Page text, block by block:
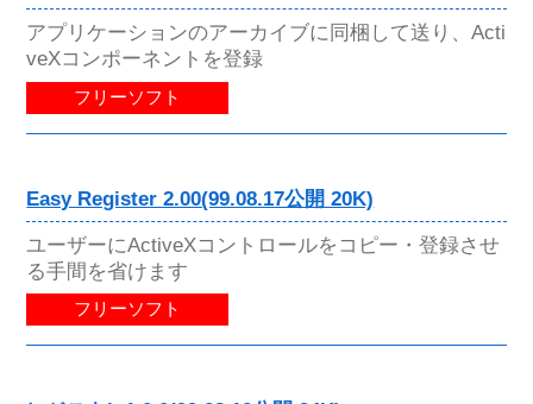
アプリケーションのアーカイブに同梱して送り、Acti
veXコンポーネントを登録
フリーソフト
Easy Register 2.00(99.08.17公開 20K)
ユーザーにActiveXコントロールをコピー・登録させ
る手間を省けます
フリーソフト